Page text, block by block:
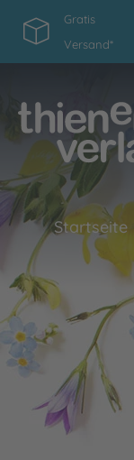
Gratis
Versand*
Startseite